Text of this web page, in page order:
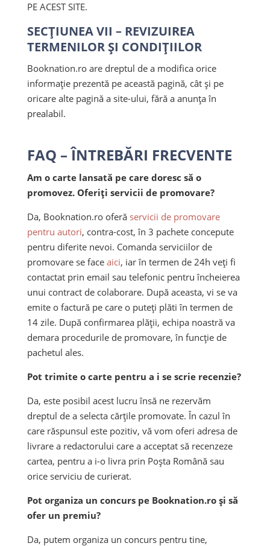
PE ACEST SITE.
SECȚIUNEA VII – REVIZUIREA
TERMENILOR ȘI CONDIȚIILOR
Booknation.ro are dreptul de a modifica orice
informație prezentă pe această pagină, cât și pe
oricare alte pagină a site-ului, fără a anunța în
prealabil.
FAQ – ÎNTREBĂRI FRECVENTE
Am o carte lansată pe care doresc să o
promovez. Oferiți servicii de promovare?
Da, Booknation.ro oferă servicii de promovare
pentru autori, contra-cost, în 3 pachete concepute
pentru diferite nevoi. Comanda serviciilor de
promovare se face aici, iar în termen de 24h veți fi
contactat prin email sau telefonic pentru încheierea
unui contract de colaborare. După aceasta, vi se va
emite o factură pe care o puteți plăti în termen de
14 zile. După confirmarea plății, echipa noastră va
demara procedurile de promovare, în funcție de
pachetul ales.
Pot trimite o carte pentru a i se scrie recenzie?
Da, este posibil acest lucru însă ne rezervăm
dreptul de a selecta cărțile promovate. În cazul în
care răspunsul este pozitiv, vă vom oferi adresa de
livrare a redactorului care a acceptat să recenzeze
cartea, pentru a i-o livra prin Poșta Română sau
orice serviciu de curierat.
Pot organiza un concurs pe Booknation.ro și să
ofer un premiu?
Da, putem organiza un concurs pentru tine,